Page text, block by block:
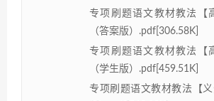
专项刷题语文教材教法【
（答案版）.pdf[306.58K]
专项刷题语文教材教法【
（学生版）.pdf[459.51K]
专项刷题语文教材教法【